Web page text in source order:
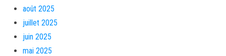
août 2025
juillet 2025
juin 2025
mai 2025